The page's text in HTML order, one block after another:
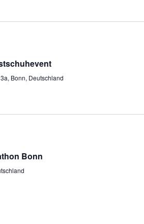
Bonn, Deutschland
Bonn